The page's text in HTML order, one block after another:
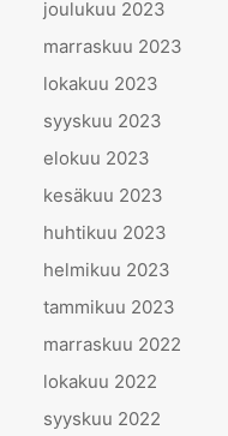
joulukuu 2023
marraskuu 2023
lokakuu 2023
syyskuu 2023
elokuu 2023
kesäkuu 2023
huhtikuu 2023
helmikuu 2023
tammikuu 2023
marraskuu 2022
lokakuu 2022
syyskuu 2022